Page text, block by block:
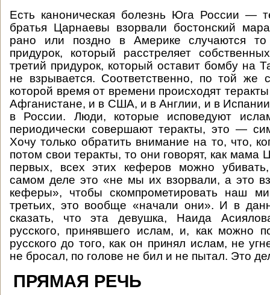
Есть каноническая болезнь Юга России —
братья Царнаевы взорвали бостонский
рано или поздно в Америке случаются
придурок, который расстреляет
третий придурок, который оставит бомбу на
не взрывается. Соответственно, по той же
которой время от времени происходят
Афганистане, и в США, и в Англии, и в
в России. Люди, которые исповедуют
периодически совершают теракты, это —
Хочу только обратить внимание на то, что,
потом свои теракты, то они говорят, как мама
первых, всех этих кеферов можно
самом деле это «не мы их взорвали, а это
кеферы», чтобы скомпрометировать наш
третьих, это вообще «начали они». И в
сказать, что эта девушка, Наида
русского, принявшего ислам, и, как можно
русского до того, как он принял ислам, не
не бросал, по голове не бил и не пытал. Это
ПРЯМАЯ РЕЧЬ